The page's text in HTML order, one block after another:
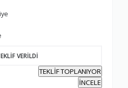
VERİLDİ
TEKLİF TOPLANIYOR
İNCELE